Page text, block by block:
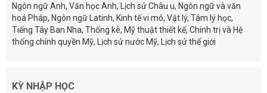
Ngôn ngữ Anh, Văn học Anh, Lịch sử Châu u, Ngôn ngữ và văn
hoá Pháp, Ngôn ngữ Latinh, Kinh tế vi mô, Vật lý, Tâm lý học,
Tiếng Tây Ban Nha, Thống kê, Mỹ thuật thiết kế, Chính trị và Hệ
thống chính quyền Mỹ, Lịch sử nước Mỹ, Lịch sử thế giới
KỲ NHẬP HỌC